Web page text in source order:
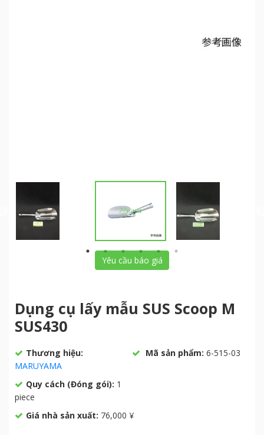
Yêu cầu báo giá
Dụng cụ lấy mẫu SUS Scoop M
SUS430
Thương hiệu:
MARUYAMA
Mã sản phẩm: 6-515-03
Quy cách (Đóng gói): 1
piece
Giá nhà sản xuất: 76,000 ¥